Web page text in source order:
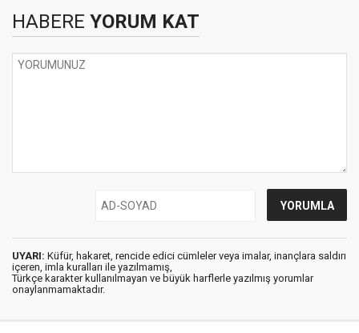
HABERE YORUM KAT
UYARI: Küfür, hakaret, rencide edici cümleler veya imalar, inançlara saldırı
içeren, imla kuralları ile yazılmamış,
Türkçe karakter kullanılmayan ve büyük harflerle yazılmış yorumlar
onaylanmamaktadır.